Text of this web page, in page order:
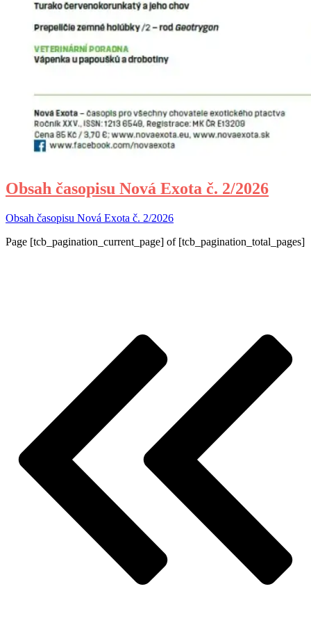
Obsah časopisu Nová Exota č. 2/2026
Obsah časopisu Nová Exota č. 2/2026
Page [tcb_pagination_current_page] of [tcb_pagination_total_pages]